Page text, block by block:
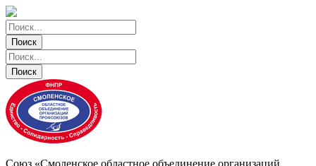
Поиск
Поиск
Поиск
Поиск
Союз «Смоленское областное объединение организаций